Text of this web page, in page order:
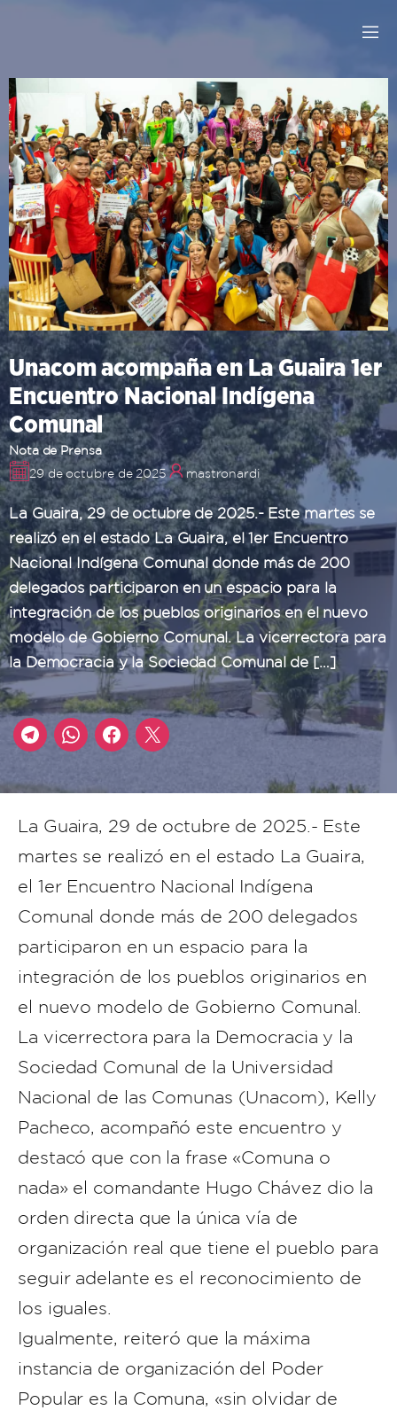
Unacom acompaña en La Guaira 1er
Encuentro Nacional Indígena
Comunal
Nota de Prensa
29 de octubre de 2025
mastronardi
La Guaira, 29 de octubre de 2025.- Este martes se
realizó en el estado La Guaira, el 1er Encuentro
Nacional Indígena Comunal donde más de 200
delegados participaron en un espacio para la
integración de los pueblos originarios en el nuevo
modelo de Gobierno Comunal. La vicerrectora para
la Democracia y la Sociedad Comunal de […]
La Guaira, 29 de octubre de 2025.- Este
martes se realizó en el estado La Guaira,
el 1er Encuentro Nacional Indígena
Comunal donde más de 200 delegados
participaron en un espacio para la
integración de los pueblos originarios en
el nuevo modelo de Gobierno Comunal.
La vicerrectora para la Democracia y la
Sociedad Comunal de la Universidad
Nacional de las Comunas (Unacom), Kelly
Pacheco, acompañó este encuentro y
destacó que con la frase «Comuna o
nada» el comandante Hugo Chávez dio la
orden directa que la única vía de
organización real que tiene el pueblo para
seguir adelante es el reconocimiento de
los iguales.
Igualmente, reiteró que la máxima
instancia de organización del Poder
Popular es la Comuna, «sin olvidar de